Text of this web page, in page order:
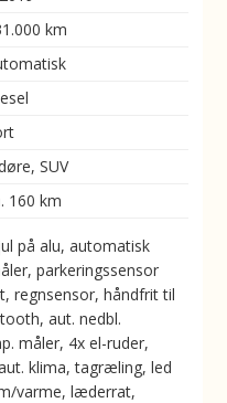
km
SUV
160 km
på alu, automatisk
parkeringssensor
regnsensor, håndfrit til
aut. nedbl.
måler, 4x el-ruder,
klima, tagræling, led
varme, læderrat,